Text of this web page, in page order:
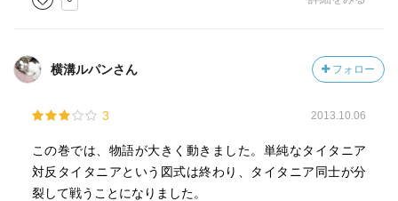
横溝ルパンさん フォロー
3 2013.10.06
この巻では、物語が大きく動きました。単純なタイタニア
対反タイタニアという図式は終わり、タイタニア同士が分
裂して戦うことになりました。